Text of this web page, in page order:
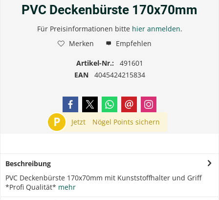
PVC Deckenbürste 170x70mm
Für Preisinformationen bitte hier anmelden.
Merken
Empfehlen
Artikel-Nr.:
491601
EAN
4045424215834
P Jetzt Nögel Points sichern
Beschreibung
PVC Deckenbürste 170x70mm mit Kunststoffhalter und Griff
*Profi Qualität* mehr